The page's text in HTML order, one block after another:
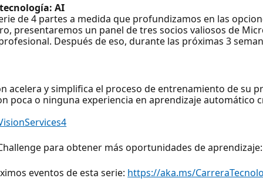
AI
de 4 partes a medida que profundizamos en las
presentaremos un panel de tres socios valiosos de
Después de eso, durante las próximas 3
acelera y simplifica el proceso de entrenamiento de su
poca o ninguna experiencia en aprendizaje automático
para obtener más oportunidades de aprendizaje:
eventos de esta serie: https://aka.ms/